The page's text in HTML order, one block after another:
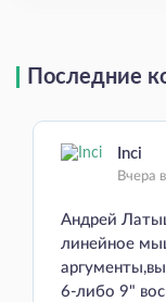
Последние
Inci
Вчера
Андрей
линейное
6-либо 9"